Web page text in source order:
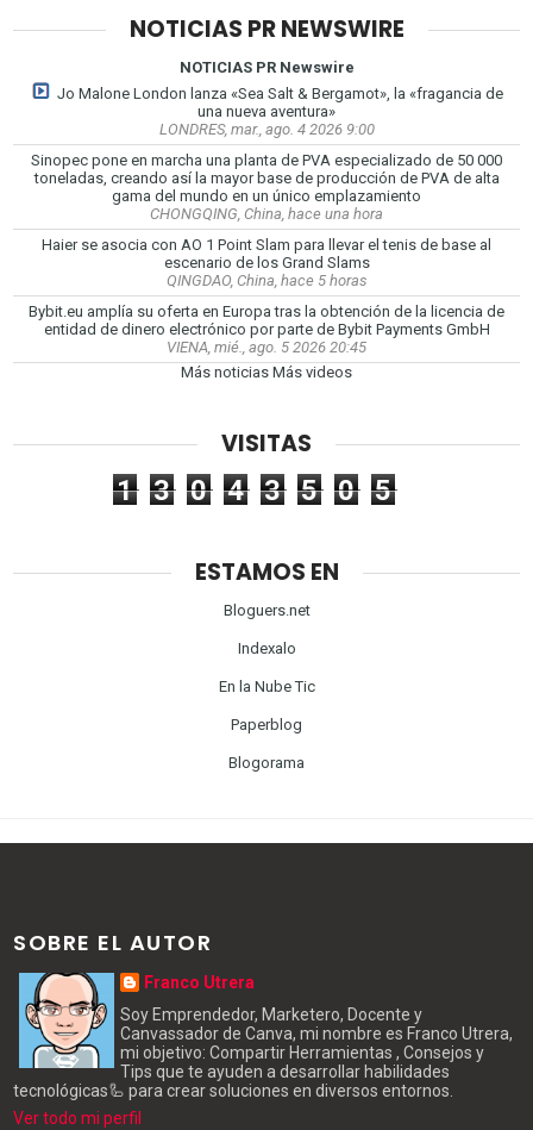
NOTICIAS PR NEWSWIRE
NOTICIAS PR Newswire
Jo Malone London lanza «Sea Salt & Bergamot», la «fragancia de
una nueva aventura»
LONDRES, mar., ago. 4 2026 9:00
Sinopec pone en marcha una planta de PVA especializado de 50 000
toneladas, creando así la mayor base de producción de PVA de alta
gama del mundo en un único emplazamiento
CHONGQING, China, hace una hora
Haier se asocia con AO 1 Point Slam para llevar el tenis de base al
escenario de los Grand Slams
QINGDAO, China, hace 5 horas
Bybit.eu amplía su oferta en Europa tras la obtención de la licencia de
entidad de dinero electrónico por parte de Bybit Payments GmbH
VIENA, mié., ago. 5 2026 20:45
Más noticias Más videos
VISITAS
1 3 0 4 3 5 0 5
ESTAMOS EN
Bloguers.net
Indexalo
En la Nube Tic
Paperblog
Blogorama
SOBRE EL AUTOR
Franco Utrera
Soy Emprendedor, Marketero, Docente y
Canvassador de Canva, mi nombre es Franco Utrera,
mi objetivo: Compartir Herramientas , Consejos y
Tips que te ayuden a desarrollar habilidades
tecnológicas🦾 para crear soluciones en diversos entornos.
Ver todo mi perfil